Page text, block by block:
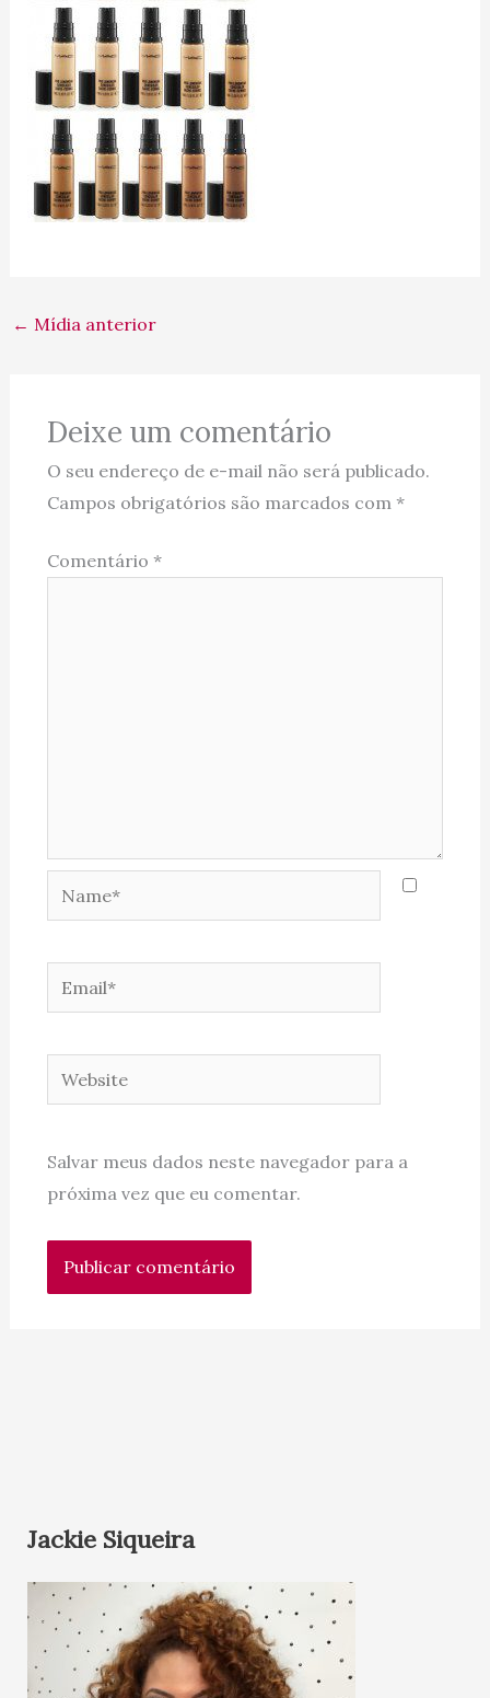
← Mídia anterior
Deixe um comentário
O seu endereço de e-mail não será publicado.
Campos obrigatórios são marcados com *
Comentário *
Name*
Email*
Website
Salvar meus dados neste navegador para a
próxima vez que eu comentar.
Jackie Siqueira